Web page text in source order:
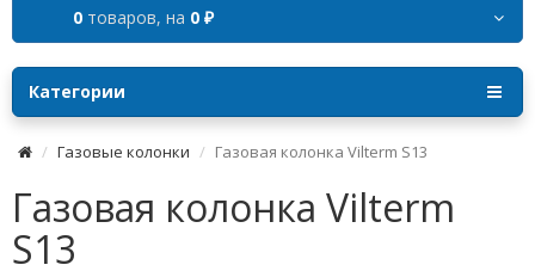
0 товаров, на 0 ₽
Категории
Газовые колонки Газовая колонка Vilterm S13
Газовая колонка Vilterm
S13